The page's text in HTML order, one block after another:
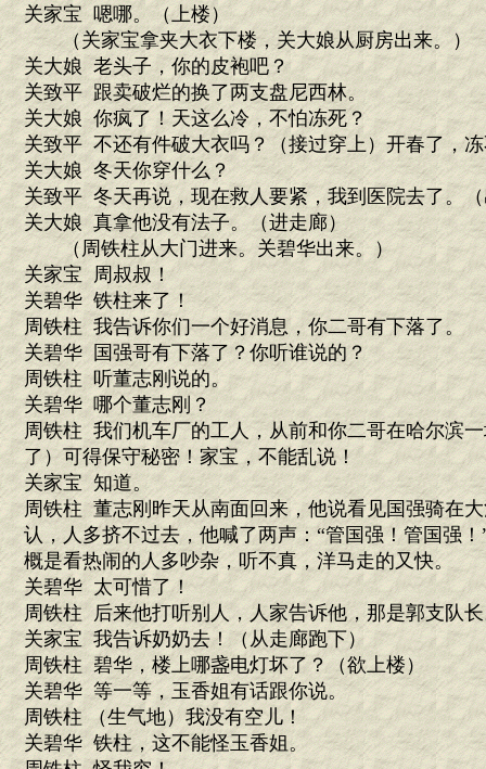
关家宝 嗯哪。（上楼）
（关家宝拿夹大衣下楼，关大娘从厨房出来。）
关大娘 老头子，你的皮袍吧？
关致平 跟卖破烂的换了两支盘尼西林。
关大娘 你疯了！天这么冷，不怕冻死？
关致平 不还有件破大衣吗？（接过穿上）开春了，
关大娘 冬天你穿什么？
关致平 冬天再说，现在救人要紧，我到医院去了。
关大娘 真拿他没有法子。（进走廊）
（周铁柱从大门进来。关碧华出来。）
关家宝 周叔叔！
关碧华 铁柱来了！
周铁柱 我告诉你们一个好消息，你二哥有下落了。
关碧华 国强哥有下落了？你听谁说的？
周铁柱 听董志刚说的。
关碧华 哪个董志刚？
周铁柱 我们机车厂的工人，从前和你二哥在哈尔滨
了）可得保守秘密！家宝，不能乱说！
关家宝 知道。
周铁柱 董志刚昨天从南面回来，他说看见国强骑在
认，人多挤不过去，他喊了两声：“管国强！管国强
概是看热闹的人多吵杂，听不真，洋马走的又快。
关碧华 太可惜了！
周铁柱 后来他打听别人，人家告诉他，那是郭支队
关家宝 我告诉奶奶去！（从走廊跑下）
周铁柱 碧华，楼上哪盏电灯坏了？（欲上楼）
关碧华 等一等，玉香姐有话跟你说。
周铁柱 （生气地）我没有空儿！
关碧华 铁柱，这不能怪玉香姐。